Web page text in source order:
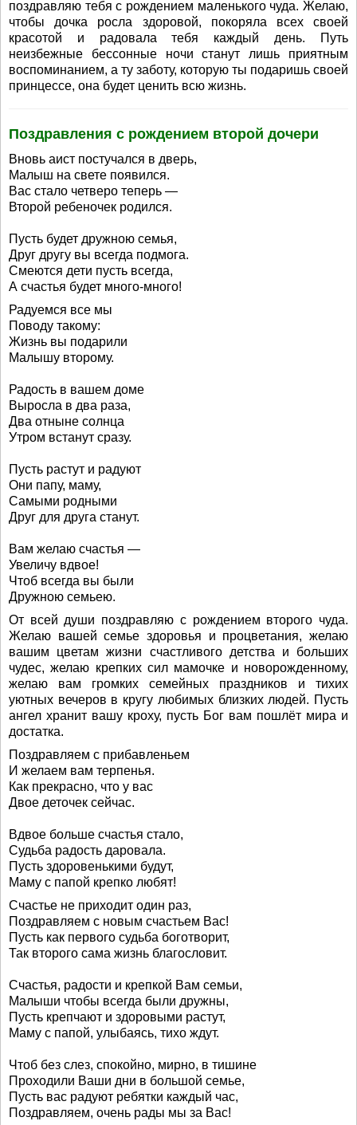
поздравляю тебя с рождением маленького чуда. Желаю,
чтобы дочка росла здоровой, покоряла всех своей
красотой и радовала тебя каждый день. Путь
неизбежные бессонные ночи станут лишь приятным
воспоминанием, а ту заботу, которую ты подаришь своей
принцессе, она будет ценить всю жизнь.
Поздравления с рождением второй дочери
Вновь аист постучался в дверь,
Малыш на свете появился.
Вас стало четверо теперь —
Второй ребеночек родился.
Пусть будет дружною семья,
Друг другу вы всегда подмога.
Смеются дети пусть всегда,
А счастья будет много-много!
Радуемся все мы
Поводу такому:
Жизнь вы подарили
Малышу второму.
Радость в вашем доме
Выросла в два раза,
Два отныне солнца
Утром встанут сразу.
Пусть растут и радуют
Они папу, маму,
Самыми родными
Друг для друга станут.
Вам желаю счастья —
Увеличу вдвое!
Чтоб всегда вы были
Дружною семьею.
От всей души поздравляю с рождением второго чуда.
Желаю вашей семье здоровья и процветания, желаю
вашим цветам жизни счастливого детства и больших
чудес, желаю крепких сил мамочке и новорожденному,
желаю вам громких семейных праздников и тихих
уютных вечеров в кругу любимых близких людей. Пусть
ангел хранит вашу кроху, пусть Бог вам пошлёт мира и
достатка.
Поздравляем с прибавленьем
И желаем вам терпенья.
Как прекрасно, что у вас
Двое деточек сейчас.
Вдвое больше счастья стало,
Судьба радость даровала.
Пусть здоровенькими будут,
Маму с папой крепко любят!
Счастье не приходит один раз,
Поздравляем с новым счастьем Вас!
Пусть как первого судьба боготворит,
Так второго сама жизнь благословит.
Счастья, радости и крепкой Вам семьи,
Малыши чтобы всегда были дружны,
Пусть крепчают и здоровыми растут,
Маму с папой, улыбаясь, тихо ждут.
Чтоб без слез, спокойно, мирно, в тишине
Проходили Ваши дни в большой семье,
Пусть вас радуют ребятки каждый час,
Поздравляем, очень рады мы за Вас!